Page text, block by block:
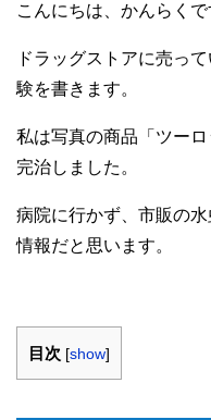
こんにちは、かんらくで
ドラッグストアに売っ
験を書きます。
私は写真の商品「ツー
完治しました。
病院に行かず、市販の
情報だと思います。
目次 [show]